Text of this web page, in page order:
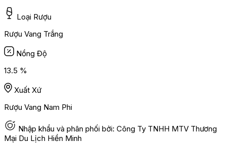
Loại Rượu
Rượu Vang Trắng
Nồng Độ
13.5 %
Xuất Xứ
Rượu Vang Nam Phi
Nhập khẩu và phân phối bởi: Công Ty TNHH MTV Thương
Mại Du Lịch Hiền Minh